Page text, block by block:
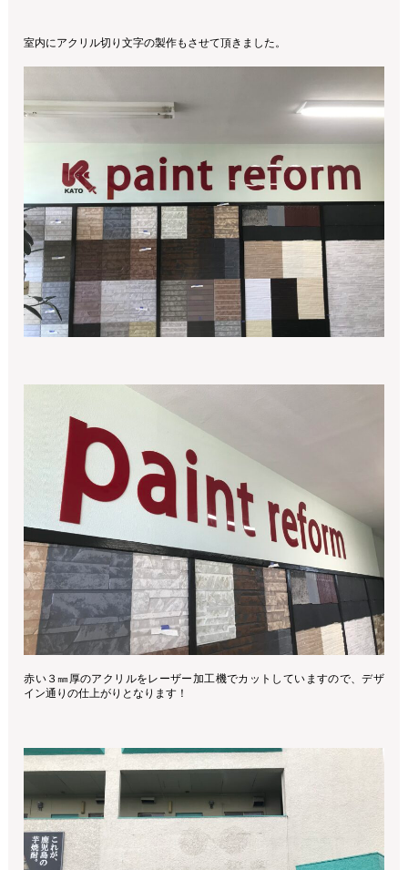
室内にアクリル切り文字の製作もさせて頂きました。
赤い３㎜厚のアクリルをレーザー加工機でカットしていますので、デザ
イン通りの仕上がりとなります！